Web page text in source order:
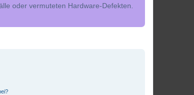
oder vermuteten Hardware-Defekten.